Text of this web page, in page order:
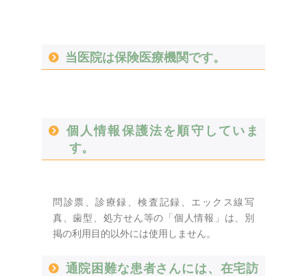
当医院は保険医療機関です。
個人情報保護法を順守していま
す。
問診票、診療録、検査記録、エックス線写
真、歯型、処方せん等の「個人情報」は、別
掲の利用目的以外には使用しません。
通院困難な患者さんには、在宅訪